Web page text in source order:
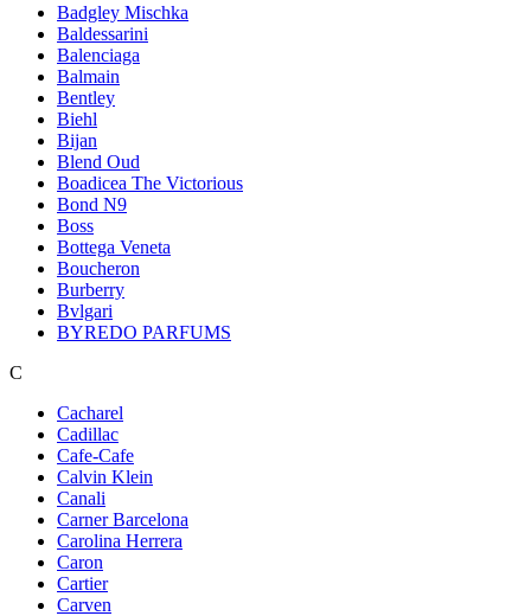
Badgley Mischka
Baldessarini
Balenciaga
Balmain
Bentley
Biehl
Bijan
Blend Oud
Boadicea The Victorious
Bond N9
Boss
Bottega Veneta
Boucheron
Burberry
Bvlgari
BYREDO PARFUMS
C
Cacharel
Cadillac
Cafe-Cafe
Calvin Klein
Canali
Carner Barcelona
Carolina Herrera
Caron
Cartier
Carven